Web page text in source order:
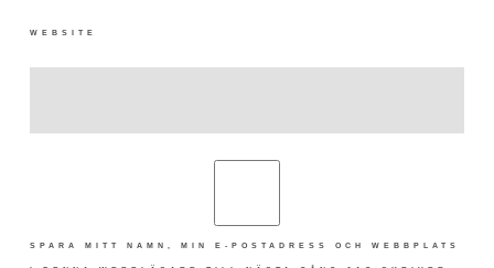
WEBSITE
SPARA MITT NAMN, MIN E-POSTADRESS OCH WEBBPLATS